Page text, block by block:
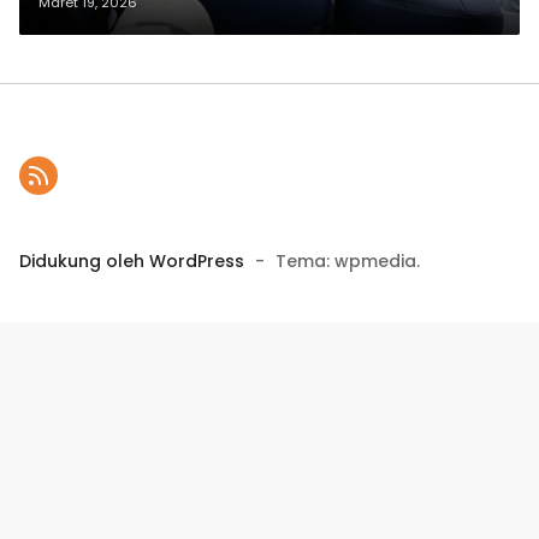
Perlindungan Perjalanan Pemudik
Didukung oleh WordPress - Tema: wpmedia.